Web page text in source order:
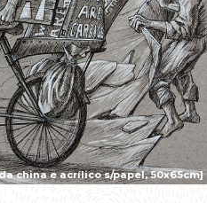
china e acrílico s/papel, 50x65cm]